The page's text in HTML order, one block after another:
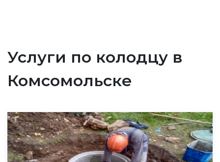
Услуги по колодцу в
Комсомольске